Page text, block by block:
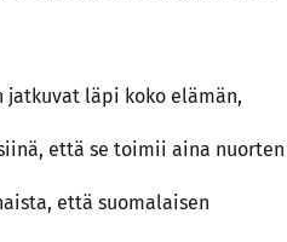
jatkuvat läpi koko elämän,
että se toimii aina nuorten
että suomalaisen